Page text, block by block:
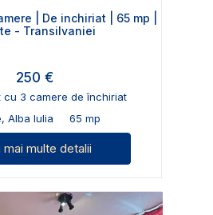
| De inchiriat | 65 mp |
- Transilvaniei
250 €
cu 3 camere de închiriat
Alba Iulia
65 mp
mai multe detalii